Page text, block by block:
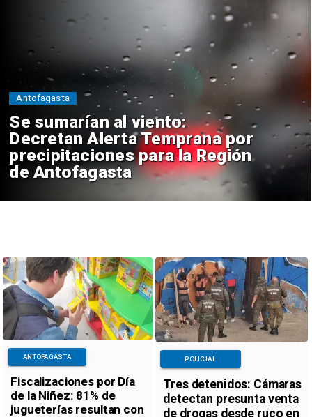
Se sumarían al viento:
Decretan Alerta Temprana por
precipitaciones para la Región
de Antofagasta
Antofagasta
Fiscalizaciones por Día
de la Niñez: 81% de
jugueterías resultan con
ANTOFAGASTA
Tres detenidos: Cámaras
detectan presunta venta
de drogas desde ruco en
POLICIAL